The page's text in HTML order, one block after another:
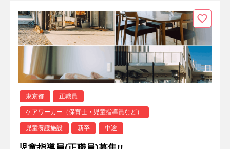
東京都 正職員
ケアワーカー（保育士・児童指導員など）
児童養護施設 新卒 中途